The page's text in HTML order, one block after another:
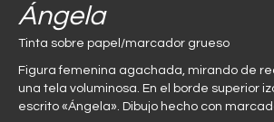
Ángela
Tinta sobre papel/marcador grueso
Figura femenina agachada, mirando de
una tela voluminosa. En el borde superior
escrito «Ángela». Dibujo hecho con